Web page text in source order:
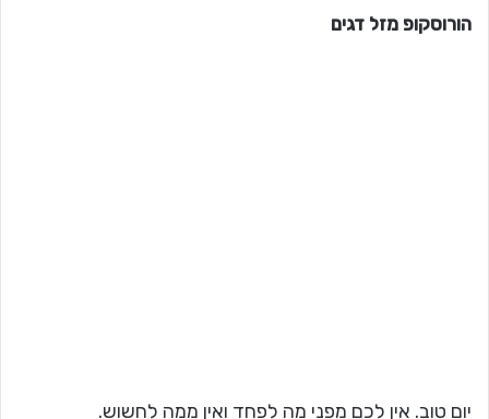
הורוסקופ מזל דגים
יום טוב. אין לכם מפני מה לפחד ואין ממה לחשוש.